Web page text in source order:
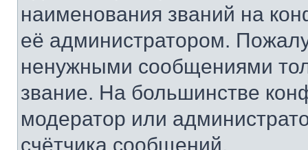
наименования званий на
её администратором.
ненужными сообщениями
звание. На большинстве
модератор или
счётчика сообщений.